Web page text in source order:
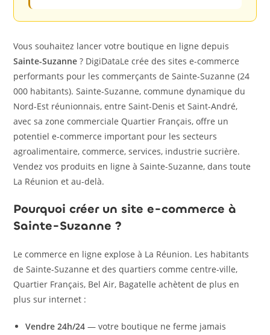
Vous souhaitez lancer votre boutique en ligne depuis
Sainte-Suzanne ? DigiDataLe crée des sites e-commerce
performants pour les commerçants de Sainte-Suzanne (24
000 habitants). Sainte-Suzanne, commune dynamique du
Nord-Est réunionnais, entre Saint-Denis et Saint-André,
avec sa zone commerciale Quartier Français, offre un
potentiel e-commerce important pour les secteurs
agroalimentaire, commerce, services, industrie sucrière.
Vendez vos produits en ligne à Sainte-Suzanne, dans toute
La Réunion et au-delà.
Pourquoi créer un site e-commerce à
Sainte-Suzanne ?
Le commerce en ligne explose à La Réunion. Les habitants
de Sainte-Suzanne et des quartiers comme centre-ville,
Quartier Français, Bel Air, Bagatelle achètent de plus en
plus sur internet :
Vendre 24h/24 — votre boutique ne ferme jamais